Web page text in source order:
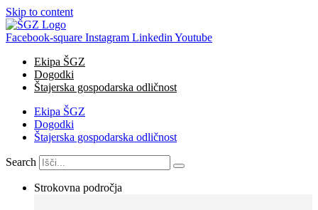
Skip to content
Facebook-square Instagram Linkedin Youtube
Ekipa ŠGZ
Dogodki
Štajerska gospodarska odličnost
Ekipa ŠGZ
Dogodki
Štajerska gospodarska odličnost
Search
Strokovna področja